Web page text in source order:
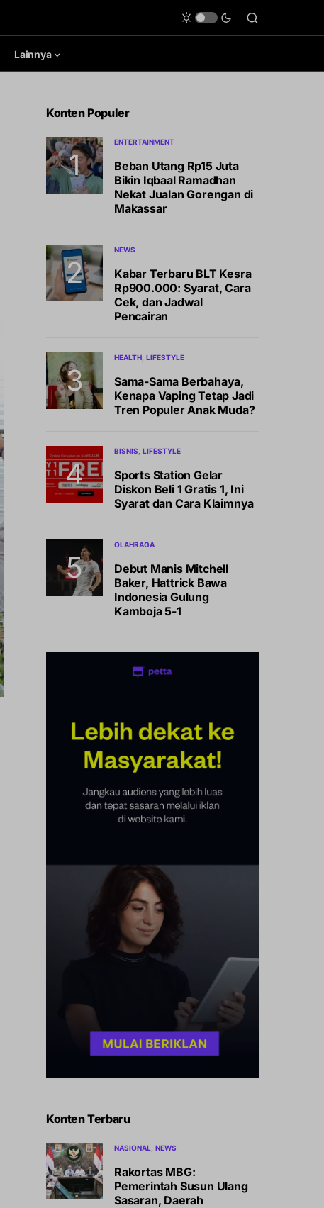
Lainnya
Konten Populer
ENTERTAINMENT
Beban Utang Rp15 Juta
Bikin Iqbaal Ramadhan
Nekat Jualan Gorengan di
Makassar
NEWS
Kabar Terbaru BLT Kesra
Rp900.000: Syarat, Cara
Cek, dan Jadwal
Pencairan
HEALTH LIFESTYLE
Sama-Sama Berbahaya,
Kenapa Vaping Tetap Jadi
Tren Populer Anak Muda?
BISNIS LIFESTYLE
Sports Station Gelar
Diskon Beli 1 Gratis 1, Ini
Syarat dan Cara Klaimnya
OLAHRAGA
Debut Manis Mitchell
Baker, Hattrick Bawa
Indonesia Gulung
Kamboja 5-1
Konten Terbaru
NASIONAL NEWS
Rakortas MBG:
Pemerintah Susun Ulang
Sasaran, Daerah